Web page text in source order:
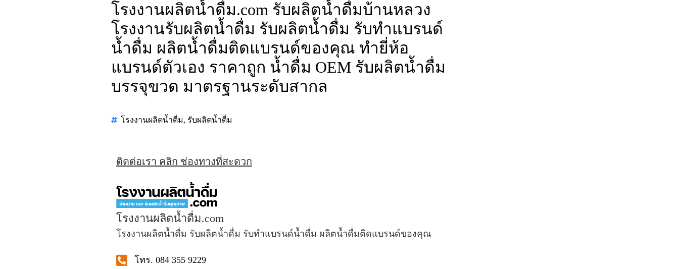
โรงงานผลิตน้ำดื่ม.com รับผลิตน้ำดื่มบ้านหลวง
โรงงานรับผลิตน้ำดื่ม รับผลิตน้ำดื่ม รับทำแบรนด์
น้ำดื่ม ผลิตน้ำดื่มติดแบรนด์ของคุณ ทำยี่ห้อ
แบรนด์ตัวเอง ราคาถูก น้ำดื่ม OEM รับผลิตน้ำดื่ม
บรรจุขวด มาตรฐานระดับสากล
โรงงานผลิตน้ำดื่ม, รับผลิตน้ำดื่ม
ติดต่อเรา คลิก ช่องทางที่สะดวก
โรงงานผลิตน้ำดื่ม.com
โรงงานผลิตน้ำดื่ม รับผลิตน้ำดื่ม รับทำแบรนด์น้ำดื่ม ผลิตน้ำดื่มติดแบรนด์ของคุณ
โทร. 084 355 9229